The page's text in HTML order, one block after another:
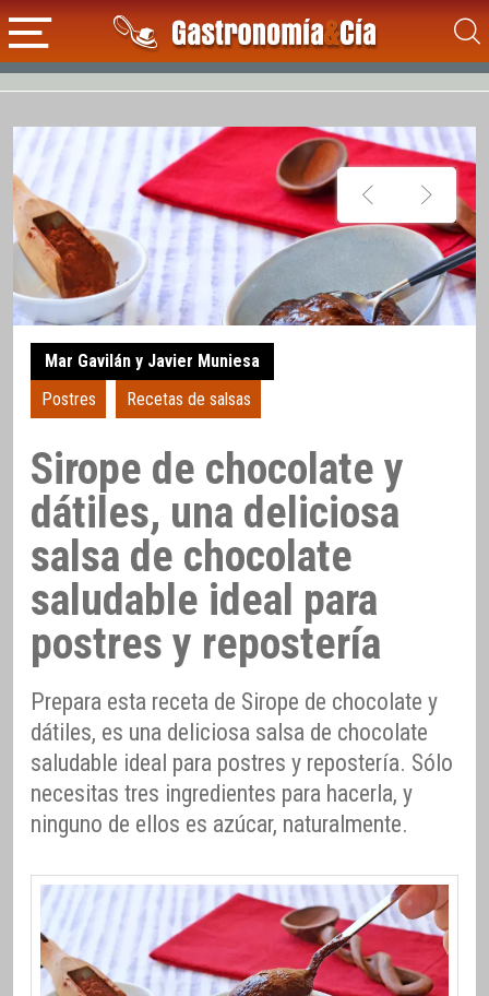
Mar Gavilán y Javier Muniesa
Postres
Recetas de salsas
Sirope de chocolate y
dátiles, una deliciosa
salsa de chocolate
saludable ideal para
postres y repostería
Prepara esta receta de Sirope de chocolate y
dátiles, es una deliciosa salsa de chocolate
saludable ideal para postres y repostería. Sólo
necesitas tres ingredientes para hacerla, y
ninguno de ellos es azúcar, naturalmente.